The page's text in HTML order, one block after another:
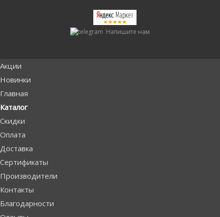
Напишите нам
Акции
Новинки
Главная
Каталог
Скидки
Оплата
Доставка
Сертификаты
Производители
Контакты
Благодарности